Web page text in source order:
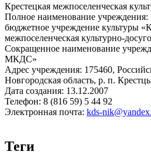
Крестецкая межпоселенческая
Полное наименование
бюджетное учреждение культуры
межпоселенческая культурно-
Сокращенное наименование
МКДС»
Адрес учреждения: 175460,
Новгородская область, р. п.
Дата создания: 13.12.2007
Телефон: 8 (816 59) 5 44 92
Электронная почта: kds-
Теги